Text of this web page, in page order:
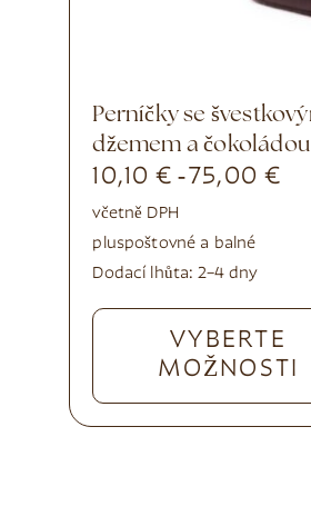
Perníčky se švestkovým
džemem a čokoládou
10,10€ -75,00 €
včetně DPH
pluspoštovné a balné
Dodací lhůta: 2–4 dny
VYBERTE
MOŽNOSTI